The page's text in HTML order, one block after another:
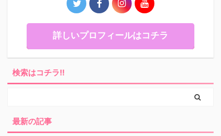
詳しいプロフィールはコチラ
検索はコチラ!!
最新の記事